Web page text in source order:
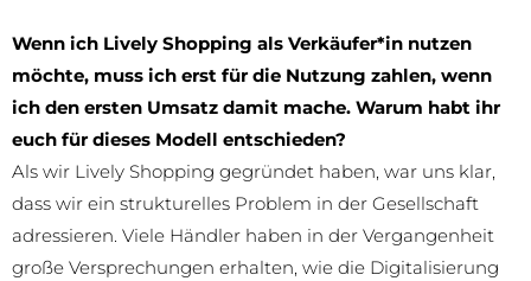
Wenn ich Lively Shopping als Verkäufer*in nutzen
möchte, muss ich erst für die Nutzung zahlen, wenn
ich den ersten Umsatz damit mache. Warum habt ihr
euch für dieses Modell entschieden?
Als wir Lively Shopping gegründet haben, war uns klar,
dass wir ein strukturelles Problem in der Gesellschaft
adressieren. Viele Händler haben in der Vergangenheit
große Versprechungen erhalten, wie die Digitalisierung